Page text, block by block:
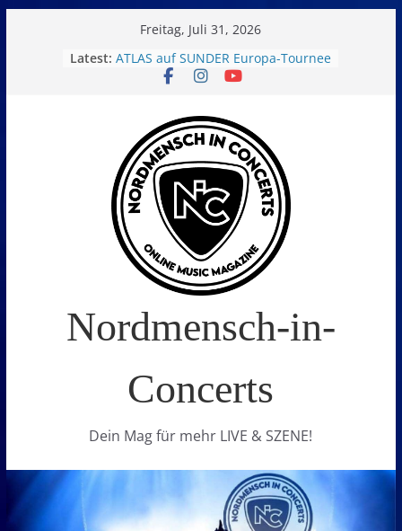
Freitag, Juli 31, 2026
Latest: ATLAS auf SUNDER Europa-Tournee
Oelde Open Air 2026
Metal und Camping in
Freißenbüttel (Ausverkauft!)
FEED THE SICKNESS im Interview
I Prevail – Violent Nature Europe
Tour
Nordmensch-in-
Concerts
Dein Mag für mehr LIVE & SZENE!